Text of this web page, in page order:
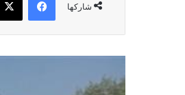
شاركها